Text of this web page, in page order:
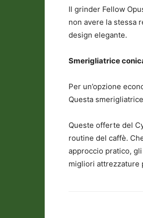
Il grinder Fellow
non avere la stessa
design elegante.
Smerigliatrice
Per un’opzione
Questa
Queste offerte del
routine del caffè.
approccio pratico,
migliori attrezzature